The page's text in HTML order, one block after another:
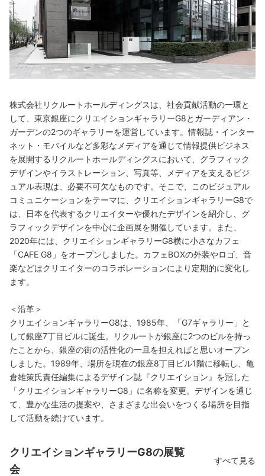
株式会社リクルートホールディングスは、社会貢献活動の一環と
して、東京銀座にクリエイションギャラリーG8とガーディアン・
ガーデンの2つのギャラリーを運営しています。情報誌・インター
ネット・モバイルなど多彩なメディアを通じて情報提供ビジネス
を展開するリクルートホールディングスにおいて、グラフィック
デザインやイラストレーション、写真等、メディアを支えるビジ
ュアル表現は、必要不可欠なものです。そこで、このビジュアル
コミュニケーションをテーマに、クリエイションギャラリーG8で
は、日本を代表するクリエイターや優れたデザインを紹介し、グ
ラフィックデザインを中心に企画展を開催しています。また、
2020年には、クリエイションギャラリーG8横に小さなカフェ
「CAFE G8」をオープンしました。カフェBOXの外装やロゴ、音
楽などはクリエイターのコラボレーションにより定期的に変化し
ます。
＜沿革＞
クリエイションギャラリーG8は、1985年、「G7ギャラリー」と
して銀座7丁目ビルに誕生。リクルートが銀座に2つのビルを持っ
たことから、銀座の街の活性化の一旦を担えればと思いオープン
しました。1989年、場所を現在の銀座8丁目ビル1階に移転し、亀
倉雄策氏責任編集によるデザイン誌『クリエイション』を冠した
「クリエイションギャラリーG8」に名称を変更。デザインを通じ
て、豊かな生活の提案や、さまざまな出会いをつくる場所を目指
して活動を続けています。
クリエイションギャラリーG8の展覧
会
すべて見る